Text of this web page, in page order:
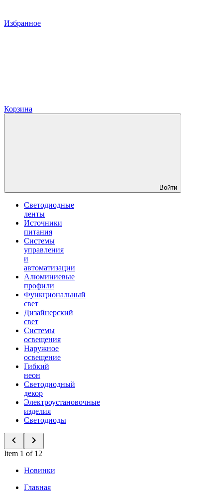
Избранное
Корзина
Войти
Светодиодные
ленты
Источники
питания
Системы
управления
и
автоматизации
Алюминиевые
профили
Функциональный
свет
Дизайнерский
свет
Системы
освещения
Наружное
освещение
Гибкий
неон
Светодиодный
декор
Электроустановочные
изделия
Светодиоды
Item 1 of 12
Новинки
Главная